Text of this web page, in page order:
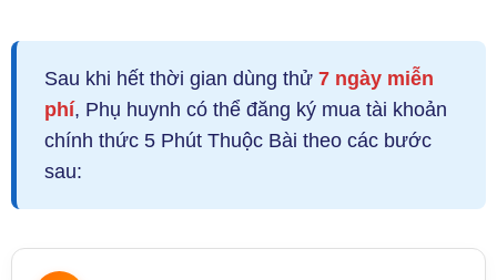
Sau khi hết thời gian dùng thử 7 ngày miễn
phí, Phụ huynh có thể đăng ký mua tài khoản
chính thức 5 Phút Thuộc Bài theo các bước
sau: